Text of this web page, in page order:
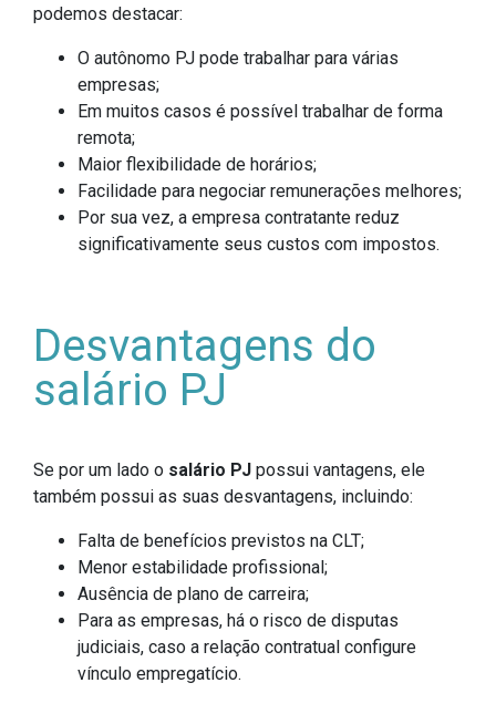
podemos destacar:
O autônomo PJ pode trabalhar para várias
empresas;
Em muitos casos é possível trabalhar de forma
remota;
Maior flexibilidade de horários;
Facilidade para negociar remunerações melhores;
Por sua vez, a empresa contratante reduz
significativamente seus custos com impostos.
Desvantagens do
salário PJ
Se por um lado o salário PJ possui vantagens, ele
também possui as suas desvantagens, incluindo:
Falta de benefícios previstos na CLT;
Menor estabilidade profissional;
Ausência de plano de carreira;
Para as empresas, há o risco de disputas
judiciais, caso a relação contratual configure
vínculo empregatício.